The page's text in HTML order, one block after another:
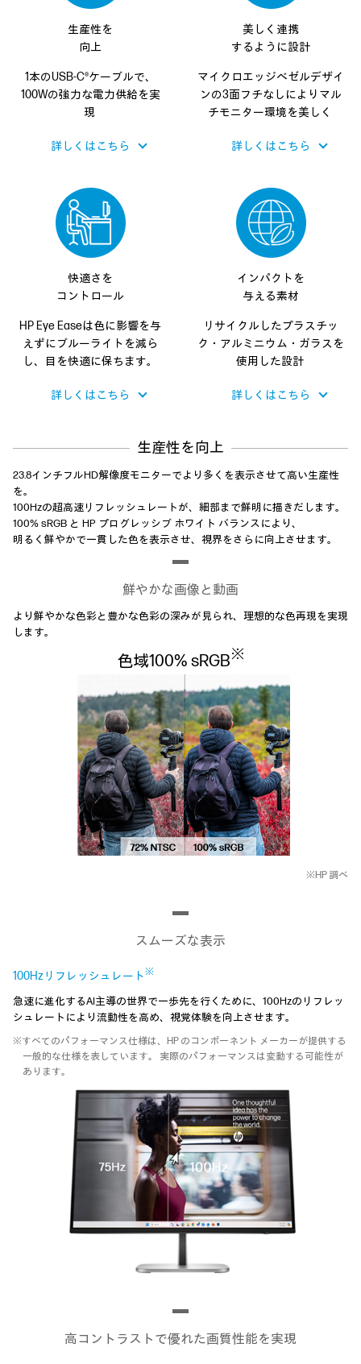
生産性を
向上
1本のUSB-C®ケーブルで、
100Wの強力な電力供給を実
現
詳しくはこちら
美しく連携
するように設計
マイクロエッジベゼルデザイ
ンの3面フチなしにより マル
チモニター環境を美しく
詳しくはこちら
快適さを
コントロール
HP Eye Easeは色に影響を与
えずにブルーライトを減ら
し、
目を快適に保ちます。
詳しくはこちら
インパクトを
与える素材
リサイクルしたプラスチッ
ク・アルミニウム・ ガラスを
使用した設計
詳しくはこちら
生産性を向上
23.8インチフルHD解像度モニターでより多くを表示させて高い生産性
を。
100Hzの超高速リフレッシュレートが、細部まで鮮明に描きだします。
100% sRGB と HP プログレッシブ ホワイト バランスにより、
明るく鮮やかで一貫した色を表示させ、視界をさらに向上させます。
鮮やかな画像と動画
より鮮やかな色彩と豊かな色彩の深みが見られ、理想的な色再現を実現
します。
色域100% sRGB※
※HP 調べ
スムーズな表示
100Hzリフレッシュレート※
急速に進化するAI主導の世界で一歩先を行くために、100Hzのリフレッ
シュレートにより流動性を高め、視覚体験を向上させます。
※すべてのパフォーマンス仕様は、HP のコンポーネント メーカーが提供する
一般的な仕様を表しています。 実際のパフォーマンスは変動する可能性が
あります。
高コントラストで優れた画質性能を実現